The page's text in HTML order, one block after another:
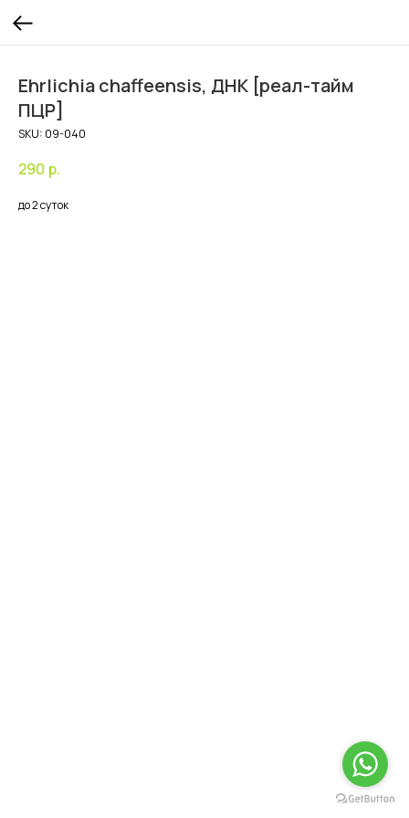
Ehrlichia chaffeensis, ДНК [реал-тайм
ПЦР]
SKU: 09-040
290 р.
до 2 суток